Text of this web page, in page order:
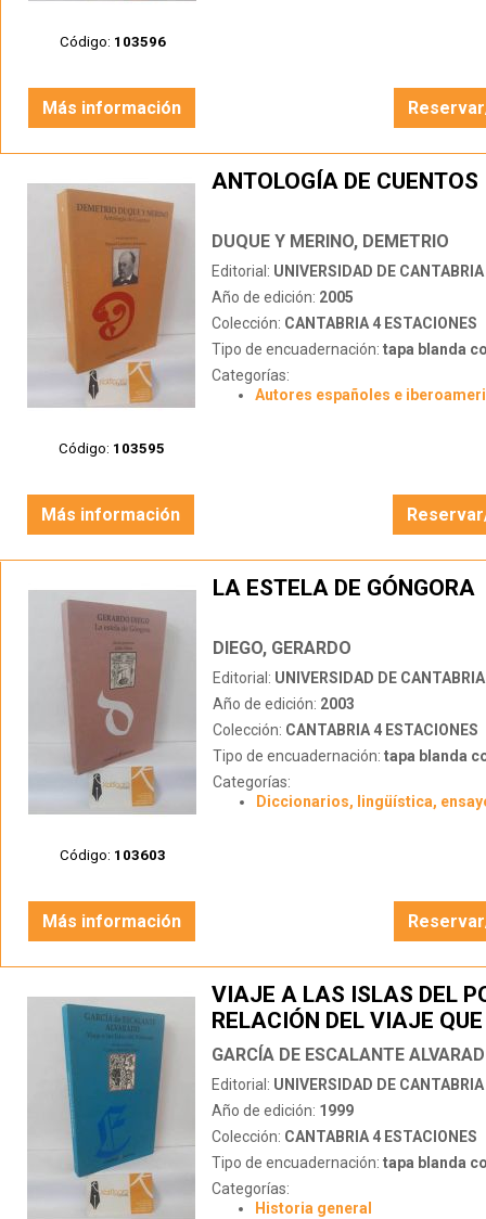
Código: 103596
Más información
Código: 103595
ANTOLOGÍA DE CUENTOS
DUQUE Y MERINO, DEMETRIO
Editorial: UNIVERSIDAD DE CANTABRIA
Año de edición: 2005
Colección: CANTABRIA 4 ESTACIONES
Tipo de encuadernación: tapa blanda
Categorías:
Autores españoles e
Más información
Código: 103603
LA ESTELA DE GÓNGORA
DIEGO, GERARDO
Editorial: UNIVERSIDAD DE CANTABRIA
Año de edición: 2003
Colección: CANTABRIA 4 ESTACIONES
Tipo de encuadernación: tapa blanda
Categorías:
Diccionarios, lingüística,
Más información
VIAJE A LAS ISLAS DEL
RELACIÓN DEL VIAJE
DESDE NUEVA ESPAÑA
ANTONIO DE MENDOZA
GARCÍA DE ESCALANTE
Editorial: UNIVERSIDAD DE CANTABRIA
Año de edición: 1999
Colección: CANTABRIA 4 ESTACIONES
Tipo de encuadernación: tapa blanda
Categorías:
Historia general